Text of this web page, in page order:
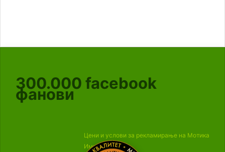
300.000 facebook
фанови
Цени и услови за рекламирање на Мотика
Импресум